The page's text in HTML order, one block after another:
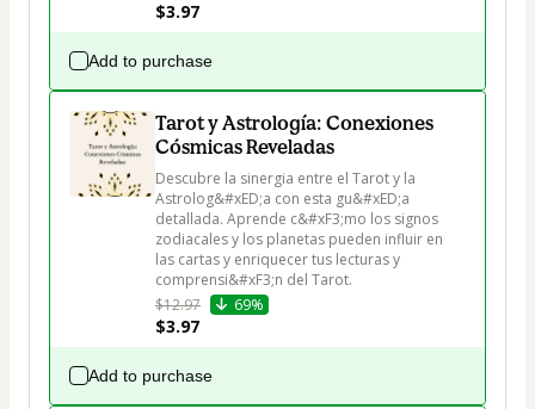
$3.97
Add to purchase
Tarot y Astrología: Conexiones
Cósmicas Reveladas
Descubre la sinergia entre el Tarot y la
Astrolog&#xED;a con esta gu&#xED;a
detallada. Aprende c&#xF3;mo los signos
zodiacales y los planetas pueden influir en
las cartas y enriquecer tus lecturas y
comprensi&#xF3;n del Tarot.
$12.97
69%
$3.97
Add to purchase